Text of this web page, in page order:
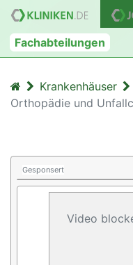
Fachabteilungen
Krankenhäuser
Orthopädie und
Gesponsert
Video